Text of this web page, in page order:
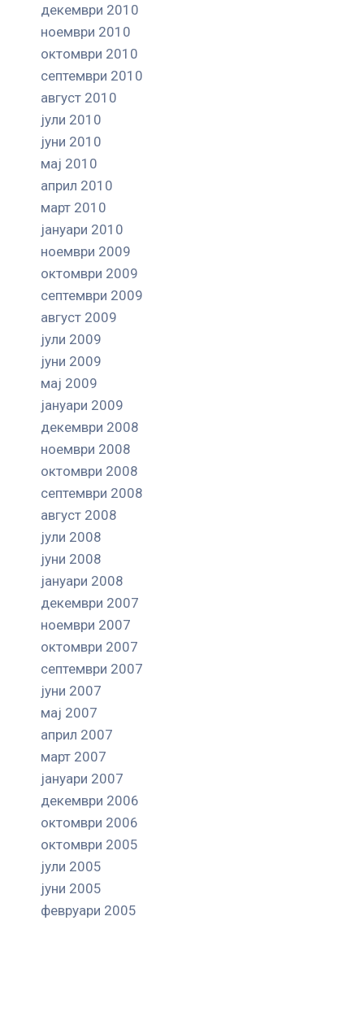
декември 2010
ноември 2010
октомври 2010
септември 2010
август 2010
јули 2010
јуни 2010
мај 2010
април 2010
март 2010
јануари 2010
ноември 2009
октомври 2009
септември 2009
август 2009
јули 2009
јуни 2009
мај 2009
јануари 2009
декември 2008
ноември 2008
октомври 2008
септември 2008
август 2008
јули 2008
јуни 2008
јануари 2008
декември 2007
ноември 2007
октомври 2007
септември 2007
јуни 2007
мај 2007
април 2007
март 2007
јануари 2007
декември 2006
октомври 2006
октомври 2005
јули 2005
јуни 2005
февруари 2005